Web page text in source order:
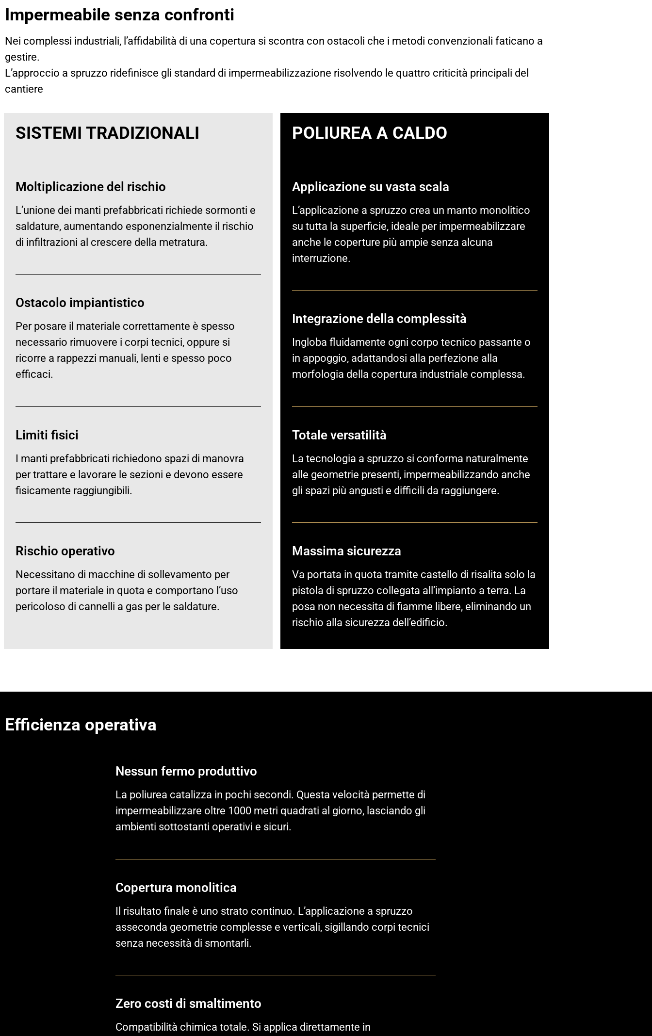
Impermeabile senza confronti
Nei complessi industriali, l’affidabilità di una copertura si scontra con ostacoli che i metodi convenzionali faticano a
gestire.
L’approccio a spruzzo ridefinisce gli standard di impermeabilizzazione risolvendo le quattro criticità principali del
cantiere
SISTEMI TRADIZIONALI
Moltiplicazione del rischio
L’unione dei manti prefabbricati richiede sormonti e
saldature, aumentando esponenzialmente il rischio
di infiltrazioni al crescere della metratura.
Ostacolo impiantistico
Per posare il materiale correttamente è spesso
necessario rimuovere i corpi tecnici, oppure si
ricorre a rappezzi manuali, lenti e spesso poco
efficaci.
Limiti fisici
I manti prefabbricati richiedono spazi di manovra
per trattare e lavorare le sezioni e devono essere
fisicamente raggiungibili.
Rischio operativo
Necessitano di macchine di sollevamento per
portare il materiale in quota e comportano l’uso
pericoloso di cannelli a gas per le saldature.
POLIUREA A CALDO
Applicazione su vasta scala
L’applicazione a spruzzo crea un manto monolitico
su tutta la superficie, ideale per impermeabilizzare
anche le coperture più ampie senza alcuna
interruzione.
Integrazione della complessità
Ingloba fluidamente ogni corpo tecnico passante o
in appoggio, adattandosi alla perfezione alla
morfologia della copertura industriale complessa.
Totale versatilità
La tecnologia a spruzzo si conforma naturalmente
alle geometrie presenti, impermeabilizzando anche
gli spazi più angusti e difficili da raggiungere.
Massima sicurezza
Va portata in quota tramite castello di risalita solo la
pistola di spruzzo collegata all’impianto a terra. La
posa non necessita di fiamme libere, eliminando un
rischio alla sicurezza dell’edificio.
Efficienza operativa
Nessun fermo produttivo
La poliurea catalizza in pochi secondi. Questa velocità permette di
impermeabilizzare oltre 1000 metri quadrati al giorno, lasciando gli
ambienti sottostanti operativi e sicuri.
Copertura monolitica
Il risultato finale è uno strato continuo. L’applicazione a spruzzo
asseconda geometrie complesse e verticali, sigillando corpi tecnici
senza necessità di smontarli.
Zero costi di smaltimento
Compatibilità chimica totale. Si applica direttamente in